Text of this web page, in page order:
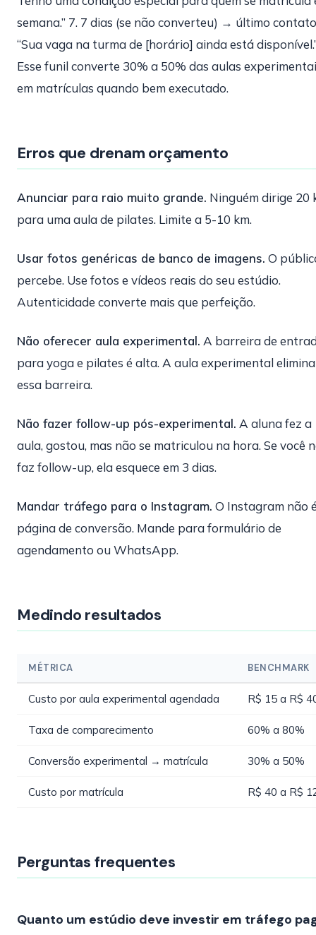
semana.” 7. 7 dias (se não converteu) → último
“Sua vaga na turma de [horário] ainda está
Esse funil converte 30% a 50% das aulas
em matrículas quando bem executado.
Erros que drenam orçamento
Anunciar para raio muito grande. Ninguém dirige 20
para uma aula de pilates. Limite a 5-10 km.
Usar fotos genéricas de banco de imagens. O
percebe. Use fotos e vídeos reais do seu estúdio.
Autenticidade converte mais que perfeição.
Não oferecer aula experimental. A barreira de
para yoga e pilates é alta. A aula experimental elimina
essa barreira.
Não fazer follow-up pós-experimental. A aluna fez a
aula, gostou, mas não se matriculou na hora. Se você
faz follow-up, ela esquece em 3 dias.
Mandar tráfego para o Instagram. O Instagram não
página de conversão. Mande para formulário de
agendamento ou WhatsApp.
Medindo resultados
MÉTRICA BENCHMARK
Custo por aula experimental agendada R$ 15 a R$
Taxa de comparecimento 60% a 80%
Conversão experimental → matrícula 30% a 50%
Custo por matrícula R$ 40 a R$
Perguntas frequentes
Quanto um estúdio deve investir em tráfego